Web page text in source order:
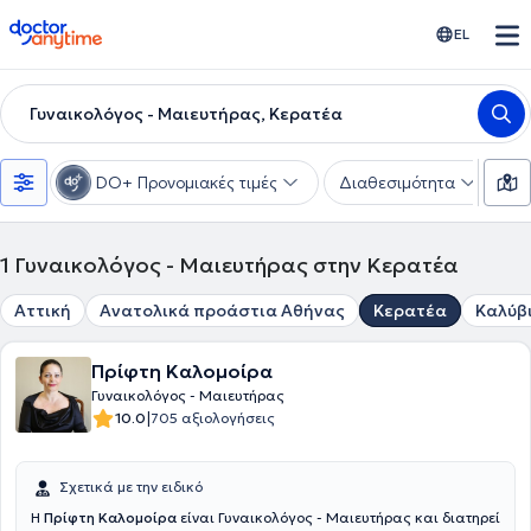
doctoranytime EL
Γυναικολόγος - Μαιευτήρας, Κερατέα
DO+ Προνομιακές τιμές Διαθεσιμότητα
1 Γυναικολόγος - Μαιευτήρας στην Κερατέα
Αττική Ανατολικά προάστια Αθήνας Κερατέα
Πρίφτη Καλομοίρα
Γυναικολόγος - Μαιευτήρας
10.0|705 αξιολογήσεις
Σχετικά με την ειδικό
Η Πρίφτη Καλομοίρα είναι Γυναικολόγος - Μαιευτήρας και διατηρεί